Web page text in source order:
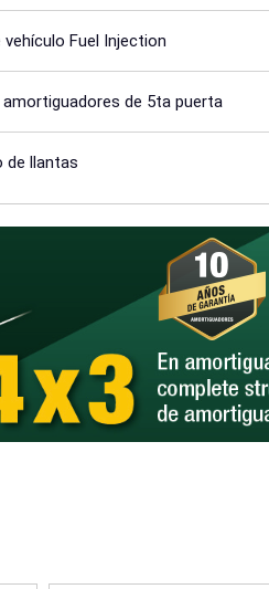
vehículo Fuel Injection
amortiguadores de 5ta puerta
de llantas